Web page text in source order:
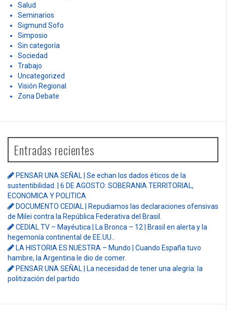
Salud
Seminarios
Sigmund Sofo
Simposio
Sin categoría
Sociedad
Trabajo
Uncategorized
Visión Regional
Zona Debate
Entradas recientes
PENSAR UNA SEÑAL | Se echan los dados éticos de la
sustentibilidad. | 6 DE AGOSTO: SOBERANIA TERRITORIAL,
ECONOMICA Y POLITICA
DOCUMENTO CEDIAL | Repudiamos las declaraciones ofensivas
de Milei contra la República Federativa del Brasil.
CEDIAL TV – Mayéutica | La Bronca – 12 | Brasil en alerta y la
hegemonía continental de EE.UU..
LA HISTORIA ES NUESTRA – Mundo | Cuando España tuvo
hambre, la Argentina le dio de comer.
PENSAR UNA SEÑAL | La necesidad de tener una alegría: la
politización del partido